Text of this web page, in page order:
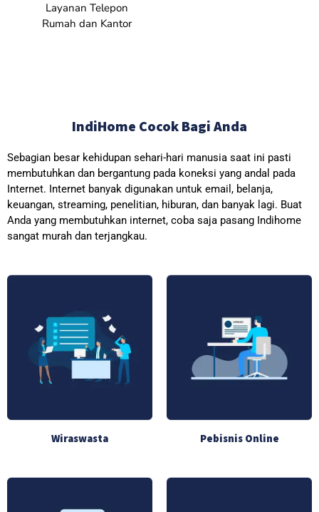
Layanan Telepon
Rumah dan Kantor
IndiHome Cocok Bagi Anda
Sebagian besar kehidupan sehari-hari manusia saat ini pasti
membutuhkan dan bergantung pada koneksi yang andal pada
Internet. Internet banyak digunakan untuk email, belanja,
keuangan, streaming, penelitian, hiburan, dan banyak lagi. Buat
Anda yang membutuhkan internet, coba saja pasang Indihome
sangat murah dan terjangkau.
Wiraswasta Pebisnis Online